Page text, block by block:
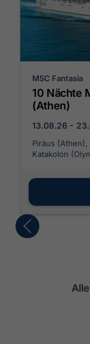
MSC Fantasia
10 Nächte
(Athen)
13.08.26 -
Piräus
Katakolon